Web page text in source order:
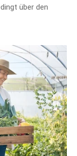
über den